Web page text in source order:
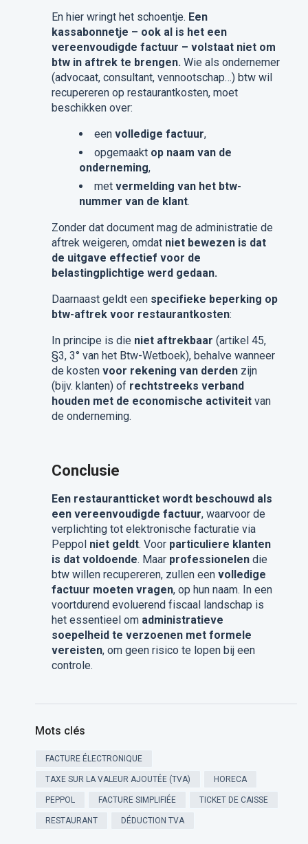
En hier wringt het schoentje. Een
kassabonnetje – ook al is het een
vereenvoudigde factuur – volstaat niet om
btw in aftrek te brengen.Wie als ondernemer
(advocaat, consultant, vennootschap…) btw wil
recupereren op restaurantkosten, moet
beschikken over:
een volledige factuur,
opgemaakt op naam van de
onderneming,
met vermelding van het btw-
nummer van de klant.
Zonder dat document mag de administratie de
aftrek weigeren, omdat niet bewezen is dat
de uitgave effectief voor de
belastingplichtige werd gedaan.
Daarnaast geldt een specifieke beperking op
btw-aftrek voor restaurantkosten:
In principe is die niet aftrekbaar (artikel 45,
§3, 3° van het Btw-Wetboek), behalve wanneer
de kosten voor rekening van derdenzijn
(bijv. klanten) of rechtstreeks verband
houden met de economische activiteitvan
de onderneming.
Conclusie
Een restaurantticket wordt beschouwd als
een vereenvoudigde factuur, waarvoor de
verplichting tot elektronische facturatie via
Peppol niet geldt. Voor particuliere klanten
is dat voldoende. Maar professionelendie
btw willen recupereren, zullen een volledige
factuur moeten vragen, op hun naam. In een
voortdurend evoluerend fiscaal landschap is
het essentieel om administratieve
soepelheid te verzoenen met formele
vereisten, om geen risico te lopen bij een
controle.
Mots clés
FACTURE ÉLECTRONIQUE
TAXE SUR LA VALEUR AJOUTÉE (TVA) HORECA
PEPPOL FACTURE SIMPLIFIÉE TICKET DE CAISSE
RESTAURANT DÉDUCTION TVA